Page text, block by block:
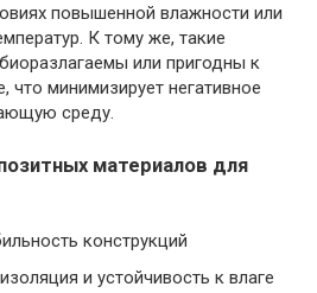
повышенной влажности или
К тому же, такие
или пригодны к
что минимизирует негативное
среду.
материалов для
конструкций
и устойчивость к влаге